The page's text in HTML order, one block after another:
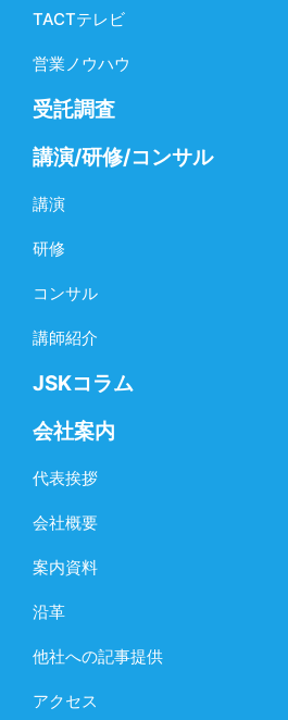
TACTテレビ
営業ノウハウ
受託調査
講演/研修/コンサル
講演
研修
コンサル
講師紹介
JSKコラム
会社案内
代表挨拶
会社概要
案内資料
沿革
他社への記事提供
アクセス